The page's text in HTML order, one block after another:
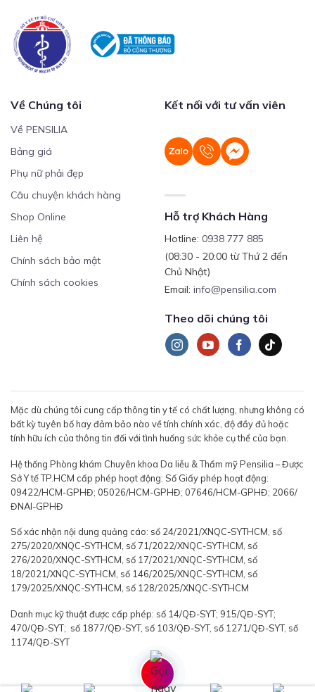
Về Chúng tôi
Về PENSILIA
Bảng giá
Phụ nữ phải đẹp
Câu chuyện khách hàng
Shop Online
Liên hệ
Chính sách bảo mật
Chính sách cookies
Kết nối với tư vấn viên
Hỗ trợ Khách Hàng
Hotline: 0938 777 885
(08:30 - 20:00 từ Thứ 2 đến
Chủ Nhật)
Email: info@pensilia.com
Theo dõi chúng tôi
Mặc dù chúng tôi cung cấp thông tin y tế có chất lượng, nhưng không có
bất kỳ tuyên bố hay đảm bảo nào về tính chính xác, độ đầy đủ hoặc
tính hữu ích của thông tin đối với tình huống sức khỏe cụ thể của bạn.
Hệ thống Phòng khám Chuyên khoa Da liễu & Thẩm mỹ Pensilia – Được
Sở Y tế TP.HCM cấp phép hoạt động: Số Giấy phép hoạt động:
09422/HCM-GPHĐ; 05026/HCM-GPHĐ; 07646/HCM-GPHĐ; 2066/
ĐNAI-GPHĐ
Số xác nhận nội dung quảng cáo: số 24/2021/XNQC-SYTHCM, số
275/2020/XNQC-SYTHCM, số 71/2022/XNQC-SYTHCM, số
276/2020/XNQC-SYTHCM, số 17/2021/XNQC-SYTHCM, số
18/2021/XNQC-SYTHCM, số 146/2025/XNQC-SYTHCM, số
179/2025/XNQC-SYTHCM, số 128/2025/XNQC-SYTHCM
Danh mục kỹ thuật được cấp phép: số 14/QĐ-SYT; 915/QĐ-SYT;
470/QĐ-SYT; số 1877/QĐ-SYT, số 103/QĐ-SYT, số 1271/QĐ-SYT, số
1174/QĐ-SYT